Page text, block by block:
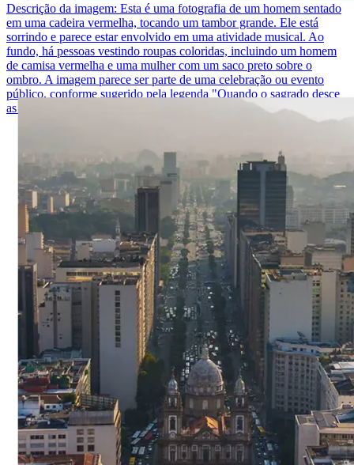
Descrição da imagem: Esta é uma fotografia de um homem sentado
em uma cadeira vermelha, tocando um tambor grande. Ele está
sorrindo e parece estar envolvido em uma atividade musical. Ao
fundo, há pessoas vestindo roupas coloridas, incluindo um homem
de camisa vermelha e uma mulher com um saco preto sobre o
ombro. A imagem parece ser parte de uma celebração ou evento
público, conforme sugerido pela legenda "Quando o sagrado desce
as ruas".